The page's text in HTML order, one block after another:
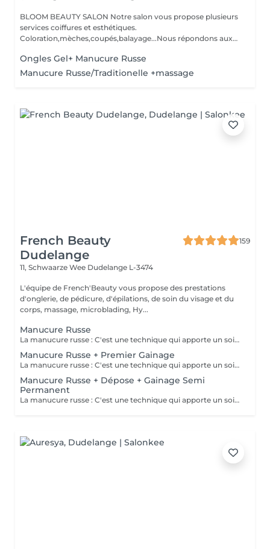
BLOOM BEAUTY SALON Notre salon vous propose plusieurs
services coiffures et esthétiques.
Coloration,mèches,coupés,balayage...Nous répondons aux
Ongles Gel+ Manucure Russe
Manucure Russe/Traditionelle +massage
French Beauty
Dudelange
159
11, Schwaarze Wee Dudelange L-3474
L'équipe de French'Beauty vous propose des prestations
d'onglerie, de pédicure, d'épilations, de soin du visage et du
corps, massage, microblading, Hy...
Manucure Russe
La manucure russe : C'est une technique qui apporte un soin complet de l'ongle naturel et des cuticules. Grâce à la manucure russe l'ongle est entièrement nettoyé des peaux et cuticules collés, ce qui apporte un rendu net et durable.
Manucure Russe + Premier Gainage
La manucure russe : C'est une technique qui apporte un soin complet de l'ongle naturel et des cuticules. Grâce à la manucure russe le semi permanent est posé sous la cuticule ce qui permet une repousse invisible de 7 à 12 jours. Cette prestation comprend la manucure russe complète ainsi que la pose renforcée au semi permanent (aucune dépose ne sera faite)
Manucure Russe + Dépose + Gainage Semi
Permanent
La manucure russe : C'est une technique qui apporte un soin complet de l'ongle naturel et des cuticules. Grâce à la manucure russe le semi permanent est posé sous la cuticule ce qui permet une repousse invisible de 7 à 12 jours. Cette prestation comprend la dépose de votre ancienne couleur, la manucure russe complète ainsi que la pose d'un semi permanent renforcé